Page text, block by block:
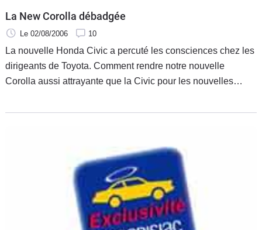
La New Corolla débadgée
Le 02/08/2006 10
La nouvelle Honda Civic a percuté les consciences chez les
dirigeants de Toyota. Comment rendre notre nouvelle
Corolla aussi attrayante que la Civic pour les nouvelles
pour 2007 est